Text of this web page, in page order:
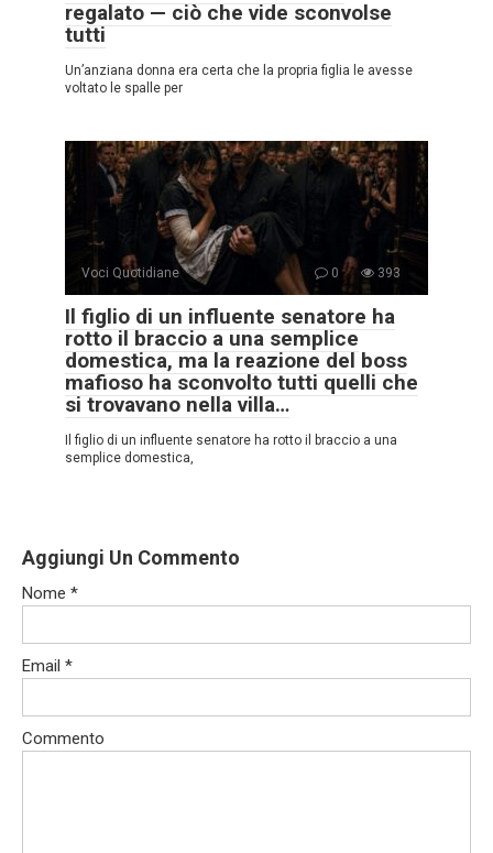
regalato — ciò che vide sconvolse
tutti
Un’anziana donna era certa che la propria figlia le avesse
voltato le spalle per
Voci Quotidiane 0 393
Il figlio di un influente senatore ha
rotto il braccio a una semplice
domestica, ma la reazione del boss
mafioso ha sconvolto tutti quelli che
si trovavano nella villa…
Il figlio di un influente senatore ha rotto il braccio a una
semplice domestica,
Aggiungi Un Commento
Nome *
Email *
Commento